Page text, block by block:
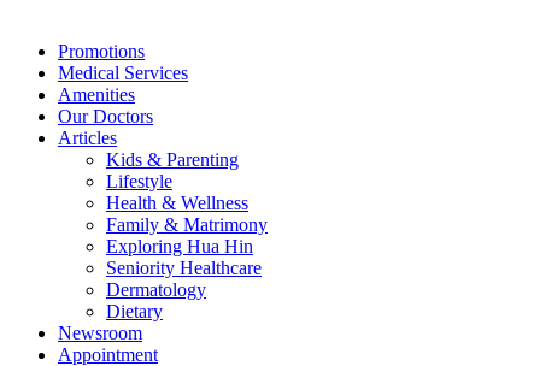
Promotions
Medical Services
Amenities
Our Doctors
Articles
Kids & Parenting
Lifestyle
Health & Wellness
Family & Matrimony
Exploring Hua Hin
Seniority Healthcare
Dermatology
Dietary
Newsroom
Appointment